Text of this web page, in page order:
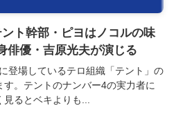
ト幹部・ピヨはノコルの味
優・吉原光夫が演じる
登場しているテロ組織「テント」の
。テントのナンバー4の実力者に
るとベキよりも...